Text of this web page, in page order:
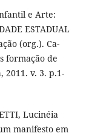
e Arte:
ESTADUAL
(org.). Ca-
formação de
2011. v. 3. p.1-
Lucinéia
manifesto em